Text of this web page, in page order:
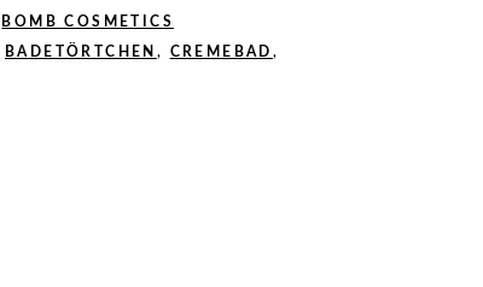
BOMB COSMETICS
BADETÖRTCHEN , CREMEBAD ,